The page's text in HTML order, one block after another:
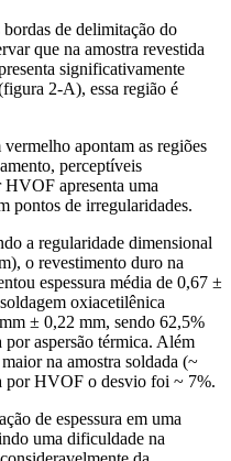
bordas de delimitação do
que na amostra revestida
significativamente
2-A), essa região é
apontam as regiões
perceptíveis
HVOF apresenta uma
pontos de irregularidades.
a regularidade dimensional
o revestimento duro na
espessura média de 0,67 ±
oxiacetilênica
± 0,22 mm, sendo 62,5%
por aspersão térmica. Além
na amostra soldada (~
por HVOF o desvio foi ~ 7%.
de espessura em uma
uma dificuldade na